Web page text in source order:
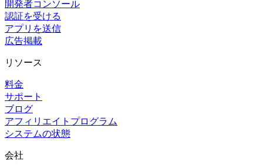
開発者コンソール
認証を受ける
アプリを送信
広告掲載
リソース
料金
サポート
ブログ
アフィリエイトプログラム
システムの状態
会社